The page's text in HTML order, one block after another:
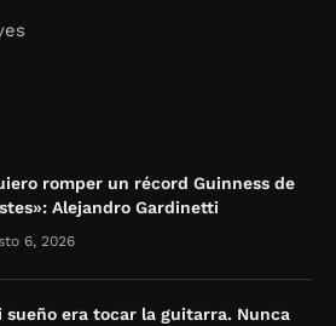
romper un récord Guinness de
Alejandro Gardinetti
6, 2026
sueño era tocar la guitarra. Nunca